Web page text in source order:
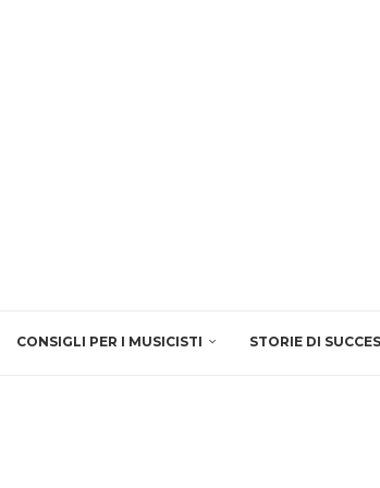
CONSIGLI PER I MUSICISTI STORIE DI